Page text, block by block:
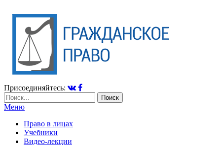
Присоединяйтесь:
Меню
Право в лицах
Учебники
Видео-лекции